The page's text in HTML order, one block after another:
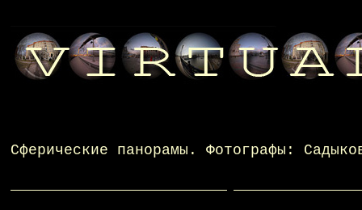
Сферические панорамы . Фотографы: